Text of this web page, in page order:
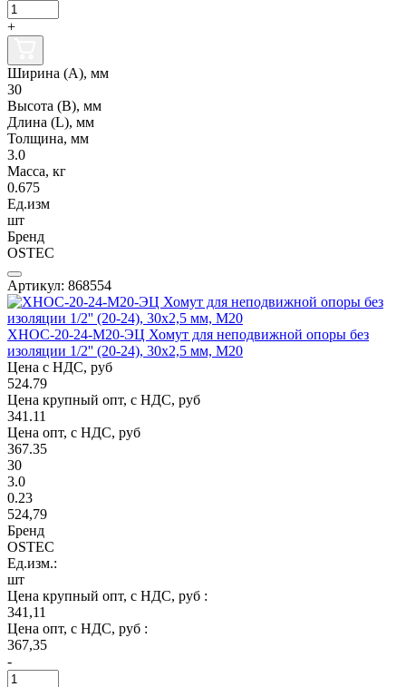
+
Ширина (А), мм
30
Высота (В), мм
Длина (L), мм
Толщина, мм
3.0
Масса, кг
0.675
Ед.изм
шт
Бренд
OSTEC
Артикул: 868554
ХНОС-20-24-М20-ЭЦ Хомут для неподвижной опоры без
изоляции 1/2'' (20-24), 30х2,5 мм, М20
Цена с НДС, руб
524.79
Цена крупный опт, с НДС, руб
341.11
Цена опт, с НДС, руб
367.35
30
3.0
0.23
524,79
Бренд
OSTEC
Ед.изм.:
шт
Цена крупный опт, с НДС, руб :
341,11
Цена опт, с НДС, руб :
367,35
-